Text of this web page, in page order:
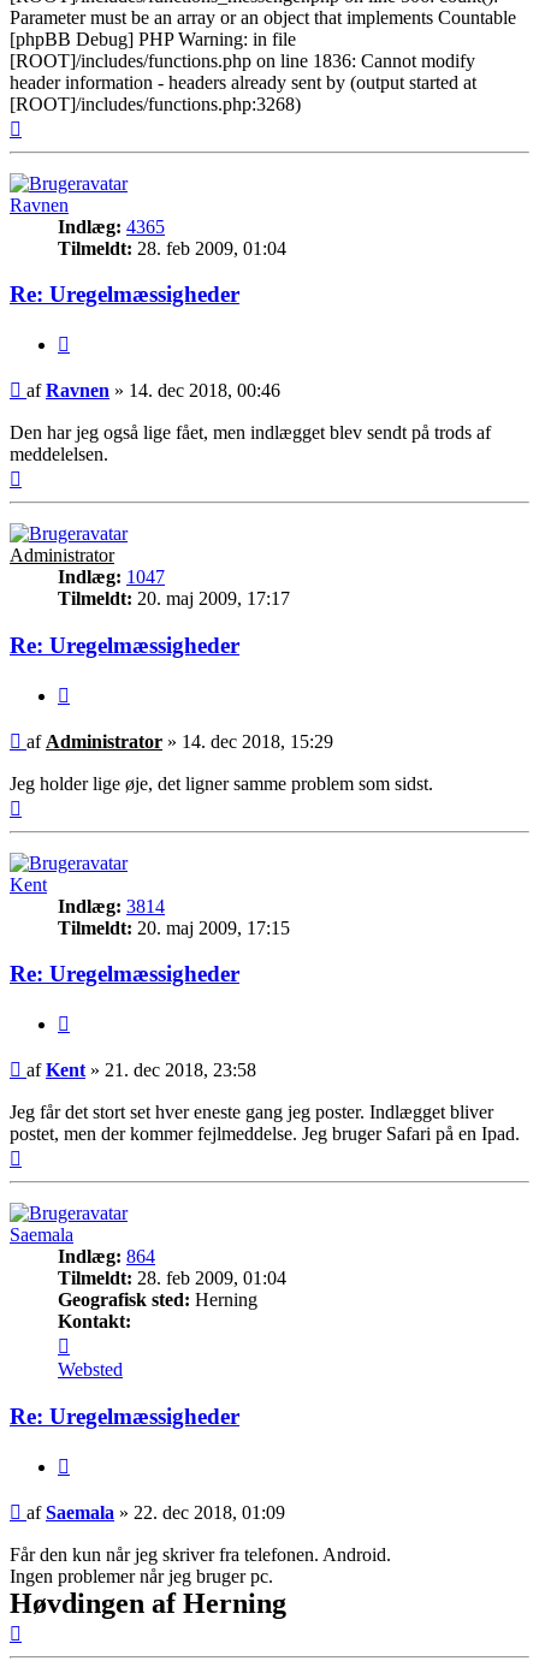
Parameter must be an array or an object that implements Countable
[phpBB Debug] PHP Warning: in file
[ROOT]/includes/functions.php on line 1836: Cannot modify
header information - headers already sent by (output started at
[ROOT]/includes/functions.php:3268)
Ravnen
Indlæg: 4365
Tilmeldt: 28. feb 2009, 01:04
Re: Uregelmæssigheder
Indlæg
afRavnen » 14. dec 2018, 00:46
Den har jeg også lige fået, men indlægget blev sendt på trods af
meddelelsen.
Administrator
Indlæg: 1047
Tilmeldt: 20. maj 2009, 17:17
Re: Uregelmæssigheder
Indlæg
af Administrator » 14. dec 2018, 15:29
Jeg holder lige øje, det ligner samme problem som sidst.
Kent
Indlæg: 3814
Tilmeldt: 20. maj 2009, 17:15
Re: Uregelmæssigheder
Indlæg
afKent » 21. dec 2018, 23:58
Jeg får det stort set hver eneste gang jeg poster. Indlægget bliver
postet, men der kommer fejlmeddelse. Jeg bruger Safari på en Ipad.
Saemala
Indlæg: 864
Tilmeldt: 28. feb 2009, 01:04
Geografisk sted: Herning
Kontakt:
Saemala
Websted
Re: Uregelmæssigheder
Indlæg
afSaemala » 22. dec 2018, 01:09
Får den kun når jeg skriver fra telefonen. Android.
Ingen problemer når jeg bruger pc.
Høvdingen af Herning